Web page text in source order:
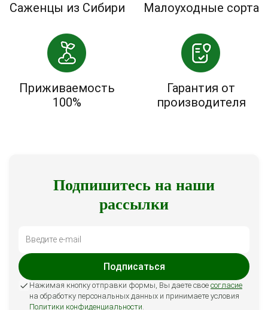
Саженцы из Сибири Малоуходные сорта
Приживаемость
100%
Гарантия от
производителя
Подпишитесь на наши
рассылки
Подписаться
Нажимая кнопку отправки формы, Вы даете свое согласие
на обработку персональных данных и принимаете условия
Политики конфиденциальности.